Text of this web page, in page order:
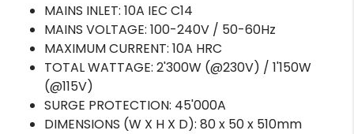
MAINS INLET: 10A IEC C14
MAINS VOLTAGE: 100-240V / 50-60Hz
MAXIMUM CURRENT: 10A HRC
TOTAL WATTAGE: 2'300W (@230V) / 1'150W
(@115V)
SURGE PROTECTION: 45'000A
DIMENSIONS (W X H X D): 80 x 50 x 510mm